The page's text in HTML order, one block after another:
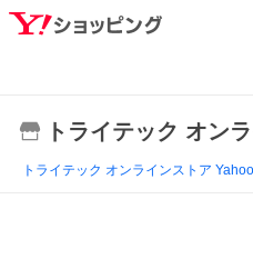
トライテック オン
トライテック オンラインストア